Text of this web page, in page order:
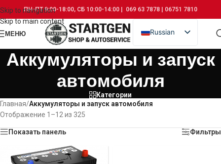
Skip to navigation
Skip to main content
ПН-ПТ 9:00-18:00, СБ 10:00-14:00 | 069 63 7878 | 06751 7810
МЕНЮ
Russian
Romanian
Аккумуляторы и запуск
автомобиля
Категории
Главная/Аккумуляторы и запуск автомобиля
Отображение 1–12 из 325
Показать панель Фильтры